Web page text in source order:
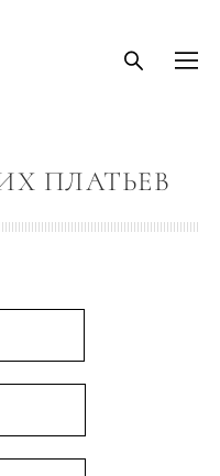
ПЛАТЬЕВ